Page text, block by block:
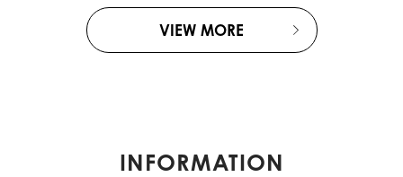
VIEW MORE
INFORMATION